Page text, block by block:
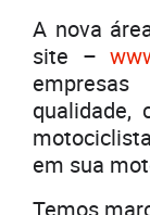
A nova
site –
qualidade,
em sua
Temos